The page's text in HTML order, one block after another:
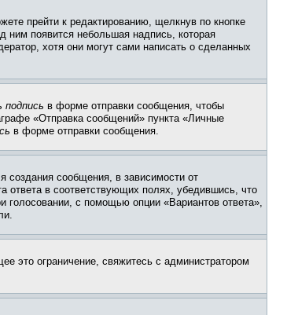
прейти к редактированию, щелкнув по кнопке
ним появится небольшая надпись, которая
хотя они могут сами написать о сделанных
подпись в форме отправки сообщения, чтобы
«Отправка сообщений» пункта «Личные
в форме отправки сообщения.
создания сообщения, в зависимости от
ответа в соответствующих полях, убедившись, что
голосовании, с помощью опции «Вариантов ответа»,
это ограничение, свяжитесь с администратором